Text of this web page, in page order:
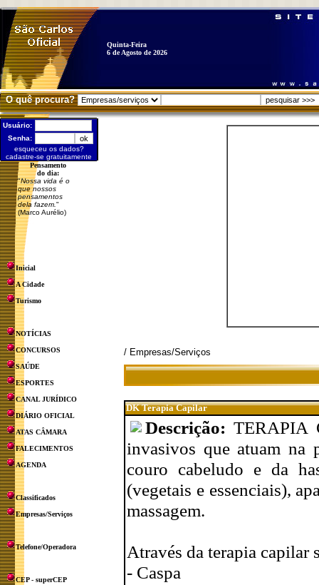
Quinta-Feira
6 de Agosto de 2026
O quê procura?
Usuário:
Senha:
esqueceu os dados?
cadastre-se gratuitamente
Pensamento
do dia:
"Nossa vida é o
que nossos
pensamentos
dela fazem. "
(Marco Aurélio)
Inicial
A Cidade
Turismo
NOTÍCIAS
CONCURSOS
SAÚDE
ESPORTES
CANAL JURÍDICO
DIÁRIO OFICIAL
ATAS CÂMARA
FALECIMENTOS
AGENDA
Classificados
Empresas/Serviços
Telefone/Operadora
CEP - superCEP
/ Empresas/Serviços
DK Terapia Capilar
Descrição:TERAPIA
invasivos que atuam na
couro cabeludo e da
(vegetais e essenciais),
massagem.
Através da terapia capilar
- Caspa